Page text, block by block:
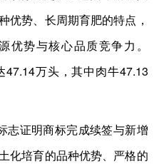
优势、长周期育肥的特点，
优势与核心品质竞争力。
万头，其中肉牛47.13
志证明商标完成续签与新增
化培育的品种优势、严格的